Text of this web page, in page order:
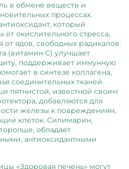
в обмене веществ и
процессах.
который
окислительного стресса,
от ядов, свободных радикалов.
(витамин С) улучшает
поддерживает иммунную
в синтезе коллагена,
соединительных тканей.
пятнистой, известной своим
добавляются для
железы к повреждениям,
клеток. Силимарин,
обладает
антиоксидантными
«Здоровая печень» могут